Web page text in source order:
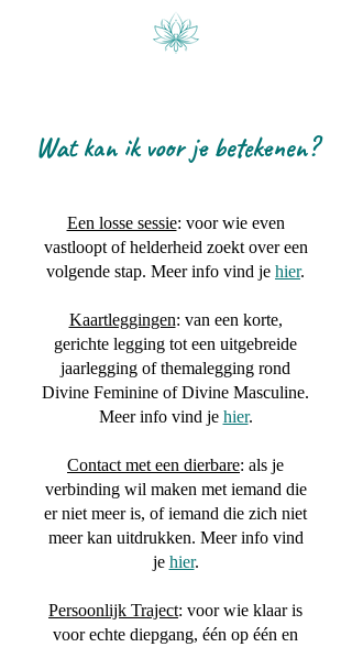
Wat kan ik voor je betekenen?
Een losse sessie: voor wie even
vastloopt of helderheid zoekt over een
volgende stap. Meer info vind je hier.
Kaartleggingen: van een korte,
gerichte legging tot een uitgebreide
jaarlegging of themalegging rond
Divine Feminine of Divine Masculine.
Meer info vind je hier.
Contact met een dierbare: als je
verbinding wil maken met iemand die
er niet meer is, of iemand die zich niet
meer kan uitdrukken. Meer info vind
je hier.
Persoonlijk Traject: voor wie klaar is
voor echte diepgang, één op één en